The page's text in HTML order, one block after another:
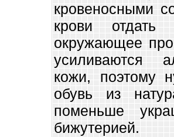
кровеносными
крови отдать
окружающее
усиливаются
кожи, поэтому
обувь из
поменьше
бижутерией.